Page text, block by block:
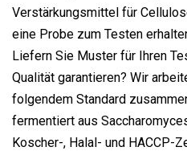
Verstärkungsmittel für
eine Probe zum Testen
Liefern Sie Muster für Ihren
Qualität garantieren? Wir
folgendem Standard
fermentiert aus
Koscher-, Halal- und HACCP-